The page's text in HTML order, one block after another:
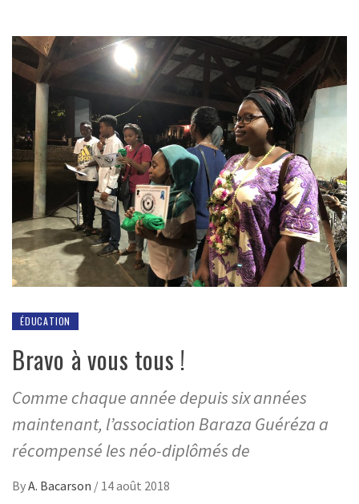
ÉDUCATION
Bravo à vous tous !
Comme chaque année depuis six années
maintenant, l’association Baraza Guéréza a
récompensé les néo-diplômés de
ByA. Bacarson / 14 août 2018